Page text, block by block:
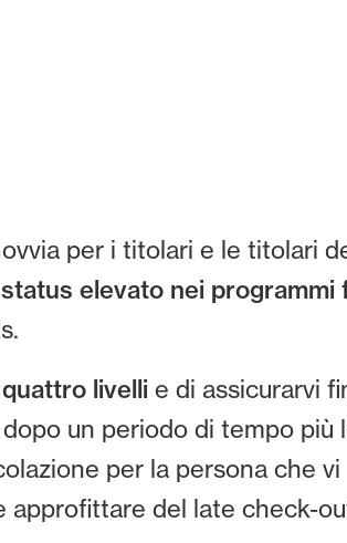
per i titolari e le titolari
status elevato nei programmi
livelli e di assicurarvi
un periodo di tempo più
per la persona che vi
approfittare del late check-